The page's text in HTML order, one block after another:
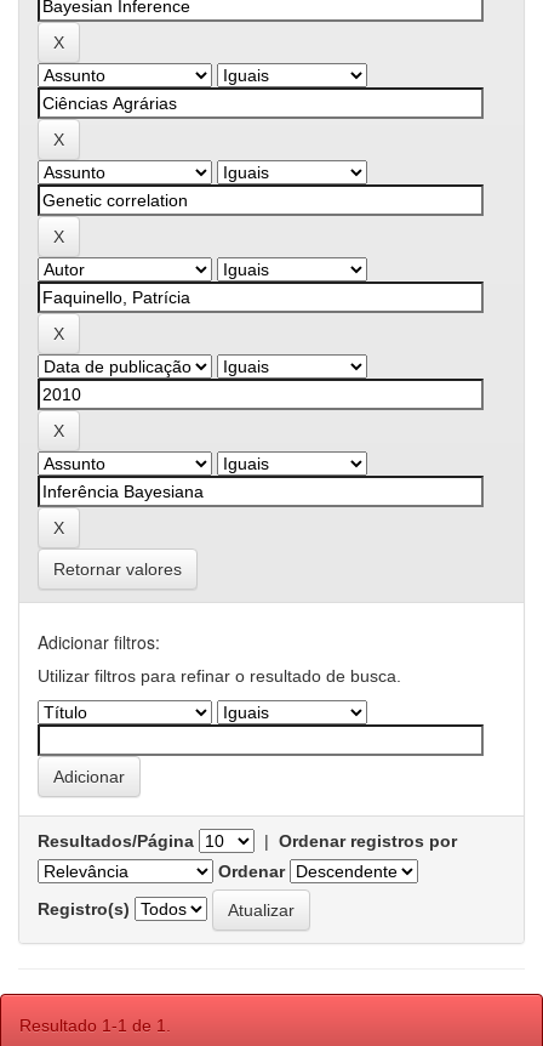
Retornar valores
Adicionar filtros:
Utilizar filtros para refinar o resultado de busca.
Resultados/Página | Ordenar registros por
Ordenar
Registro(s)
Resultado 1-1 de 1.